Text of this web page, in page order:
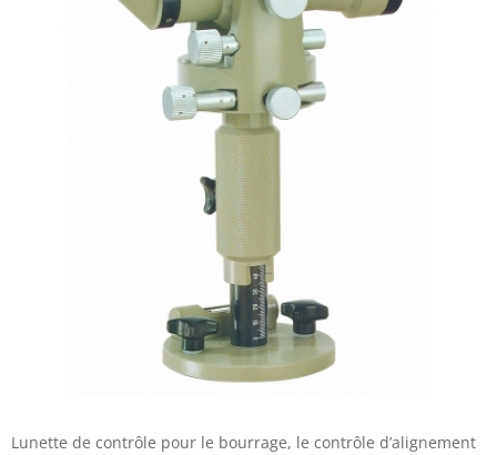
Lunette de contrôle pour le bourrage, le contrôle d’alignement